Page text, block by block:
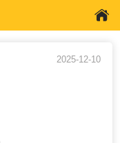
2025-12-10